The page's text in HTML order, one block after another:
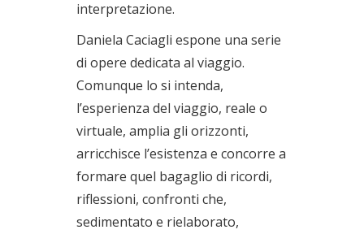
interpretazione.
Daniela Caciagli espone una serie
di opere dedicata al viaggio.
Comunque lo si intenda,
l’esperienza del viaggio, reale o
virtuale, amplia gli orizzonti,
arricchisce l’esistenza e concorre a
formare quel bagaglio di ricordi,
riflessioni, confronti che,
sedimentato e rielaborato,